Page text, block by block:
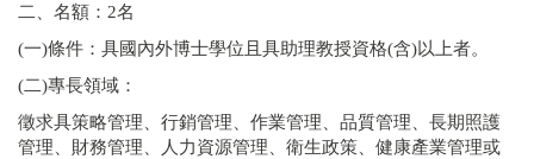
二、名額：2名
(一)條件：具國內外博士學位且具助理教授資格(含)以上者。
(二)專長領域：
徵求具策略管理、行銷管理、作業管理、品質管理、長期照護
管理、財務管理、人力資源管理、衛生政策、健康產業管理或